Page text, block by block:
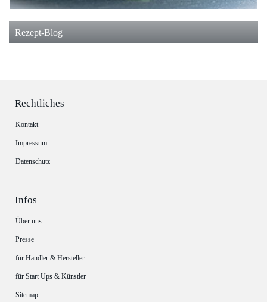
Rezept-Blog
Rechtliches
Kontakt
Impressum
Datenschutz
Infos
Über uns
Presse
für Händler & Hersteller
für Start Ups & Künstler
Sitemap